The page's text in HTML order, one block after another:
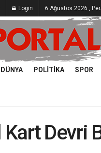
Login 6 Ağustos 2026 ,
DÜNYA POLITIKA SPOR
Devri